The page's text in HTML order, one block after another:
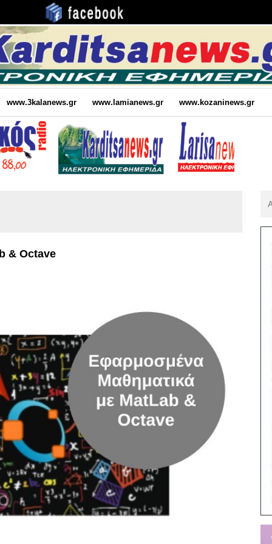
www.3kalanews.gr www.lamianews.gr www.kozaninews.gr
& Octave
: